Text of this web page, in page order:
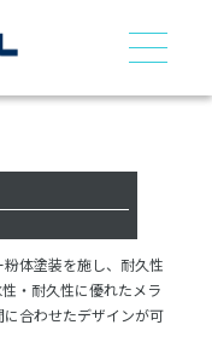
体塗装を施し、耐久性
・耐久性に優れたメラ
合わせたデザインが可